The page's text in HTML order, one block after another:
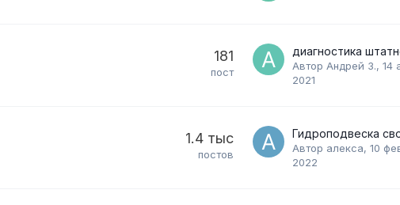
181
пост Автор Андрей З., 14
2021
1.4 тыс
постов Автор алекса, 10
2022